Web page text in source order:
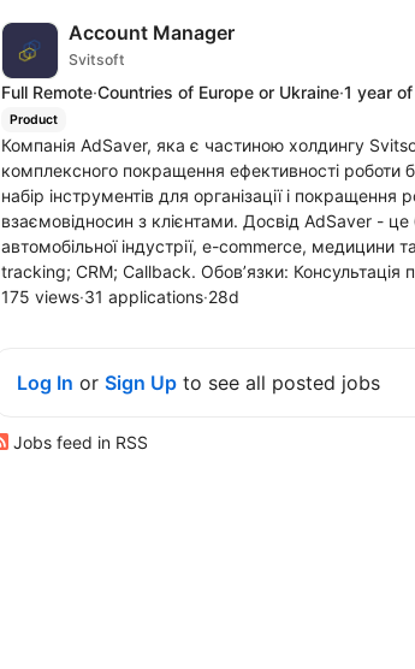
Account Manager
Svitsoft
Full Remote·Countries of Europe or Ukraine·1 year
Product
Компанія AdSaver, яка є частиною холдингу
комплексного покращення ефективності
набір інструментів для організації і
взаємовідносин з клієнтами. Досвід AdSaver -
автомобільної індустрії, e-commerce, медицини
tracking; CRM; Callback. Обов’язки: Консультація
175 views·31 applications·28d
Log In or Sign Up to see all posted jobs
Jobs feed in RSS